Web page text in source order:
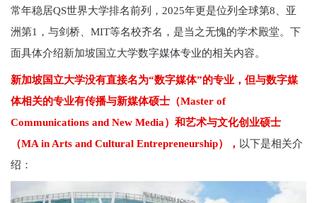
常年稳居QS世界大学排名前列，2025年更是位列全球第8、亚
洲第1，与剑桥、MIT等名校齐名，是当之无愧的学术殿堂。下
面具体介绍新加坡国立大学数字媒体专业的相关内容。
新加坡国立大学没有直接名为“数字媒体”的专业，但与数字媒
体相关的专业有传播与新媒体硕士（Master of
Communications and New Media）和艺术与文化创业硕士
（MA in Arts and Cultural Entrepreneurship）， 以下是相关介
绍：